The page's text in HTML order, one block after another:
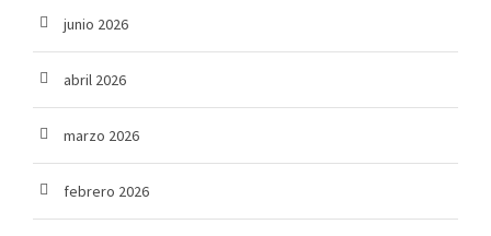
junio 2026
abril 2026
marzo 2026
febrero 2026